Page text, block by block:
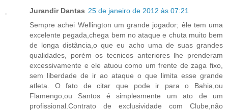
Jurandir Dantas 25 de janeiro de 2012 às 07:21
Sempre achei Wellington um grande jogador; êle tem uma
excelente pegada,chega bem no ataque e chuta muito bem
de longa distância,o que eu acho uma de suas grandes
qualidades, porém os tecnicos anteriores lhe prenderam
excessivamente e ele atuou como um frente de zaga fixo,
sem liberdade de ir ao ataque o que limita esse grande
atleta. O fato de citar que pode ir para o Bahia,ou
Flamengo,ou Santos é simplesmente um ato de um
profissional.Contrato de exclusividade com Clube,não